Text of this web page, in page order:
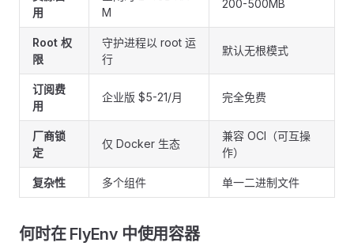
用
M
200-500MB
Root 权
限
守护进程以 root 运
行
默认无根模式
订阅费
用
企业版 $5-21/月 完全免费
厂商锁
定
仅 Docker 生态
兼容 OCI（可互操
作）
复杂性 多个组件 单一二进制文件
何时在 FlyEnv 中使用容器